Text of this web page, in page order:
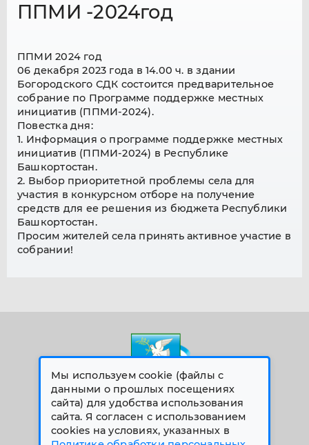
ППМИ -2024год
ППМИ 2024 год
06 декабря 2023 года в 14.00 ч. в здании
Богородского СДК состоится предварительное
собрание по Программе поддержке местных
инициатив (ППМИ-2024).
Повестка дня:
1. Информация о программе поддержке местных
инициатив (ППМИ-2024) в Республике
Башкортостан.
2. Выбор приоритетной проблемы села для
участия в конкурсном отборе на получение
средств для ее решения из бюджета Республики
Башкортостан.
Просим жителей села принять активное участие в
собрании!
© 2026 Все права защищены
Меню сайта
Мы используем cookie (файлы с
данными о прошлых посещениях
сайта) для удобства использования
сайта. Я согласен с использованием
cookies на условиях, указанных в